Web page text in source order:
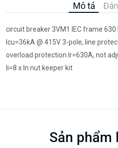
Mô tả
circuit breaker 3VM1 IEC frame 630
Icu=36kA @ 415V 3-pole, line
overload protection Ir=630A, not
Ii=8 x In nut keeper kit
Sản phẩm